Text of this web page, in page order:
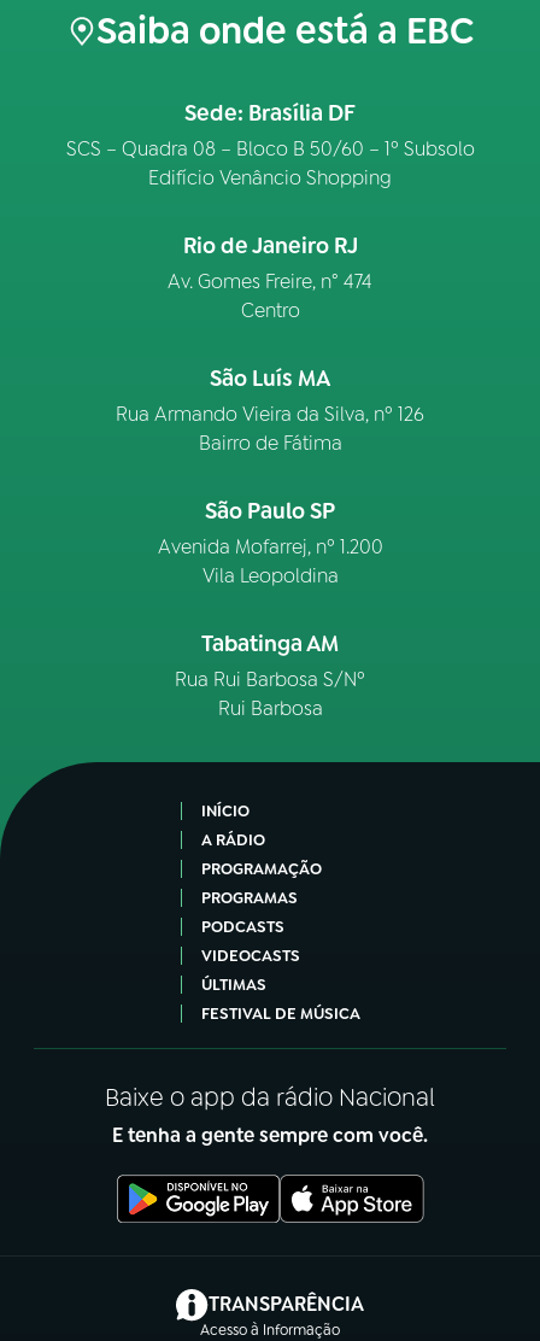
Saiba onde está a EBC
Sede: Brasília DF
SCS – Quadra 08 – Bloco B 50/60 – 1º Subsolo
Edifício Venâncio Shopping
Rio de Janeiro RJ
Av. Gomes Freire, n° 474
Centro
São Luís MA
Rua Armando Vieira da Silva, nº 126
Bairro de Fátima
São Paulo SP
Avenida Mofarrej, nº 1.200
Vila Leopoldina
Tabatinga AM
Rua Rui Barbosa S/Nº
Rui Barbosa
INÍCIO
A RÁDIO
PROGRAMAÇÃO
PROGRAMAS
PODCASTS
VIDEOCASTS
ÚLTIMAS
FESTIVAL DE MÚSICA
Baixe o app da rádio Nacional
E tenha a gente sempre com você.
TRANSPARÊNCIA
Acesso à Informação
(abre em nova aba)